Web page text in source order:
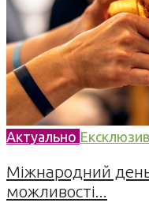
Актуально Ексклюзив
Міжнародний
можливості...